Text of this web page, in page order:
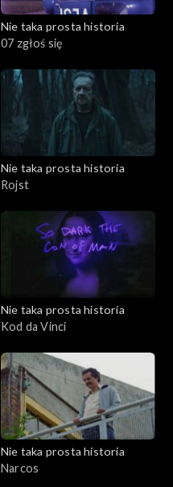
Nie taka prosta historia
07 zgłoś się
Nie taka prosta historia
Rojst
Nie taka prosta historia
Kod da Vinci
Nie taka prosta historia
Narcos